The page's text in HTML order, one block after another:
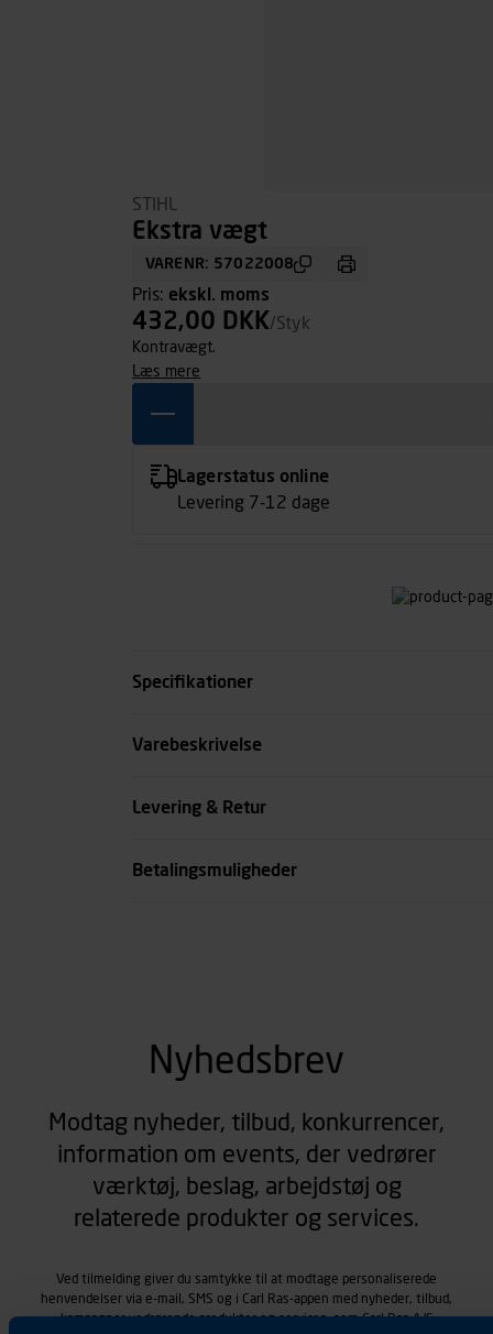
STIHL
Ekstra vægt
VARENR: 57022008
Pris: ekskl. moms
432,00 DKK/Styk
Kontravægt.
læs mere
Lagerstatus online
Levering 7-12 dage
Specifikationer
Kode
Varebeskrivelse
Levering & Retur
Betalingsmuligheder
Nyhedsbrev
Modtag nyheder, tilbud, konkurrencer,
information om events, der vedrører
værktøj, beslag, arbejdstøj og
relaterede produkter og services.
Ved tilmelding giver du samtykke til at modtage personaliserede
henvendelser via e-mail, SMS og i Carl Ras-appen med nyheder, tilbud,
kampagner vedrørende produkter og services, som Carl Ras A/S